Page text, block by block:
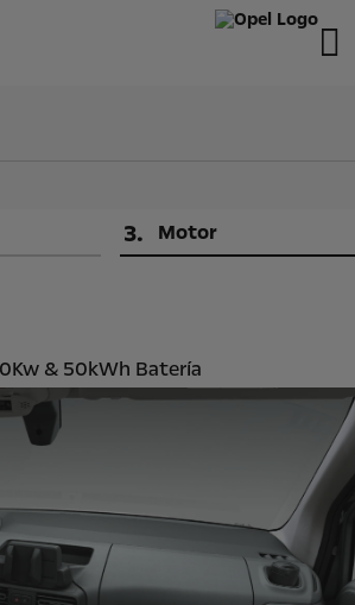
3. Motor
& 50kWh Batería